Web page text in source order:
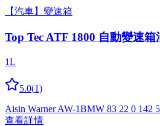
【汽車】變速箱
Top Tec ATF 1800 自動變速箱
1L
5.0(1)
Aisin Warner AW-1BMW 83 22 0 142
查看詳情